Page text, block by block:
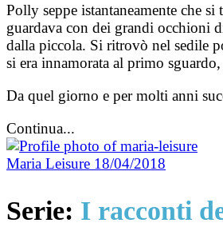
Polly seppe istantaneamente che
guardava con dei grandi occhioni
dalla piccola. Si ritrovò nel sedile
si era innamorata al primo
Da quel giorno e per molti anni
Continua...
Maria Leisure 18/04/2018
Serie: I racconti